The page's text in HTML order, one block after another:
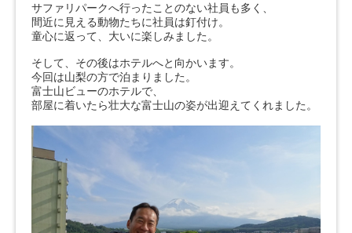
サファリパークへ行ったことのない社員も多く、
間近に見える動物たちに社員は釘付け。
童心に返って、大いに楽しみました。
そして、その後はホテルへと向かいます。
今回は山梨の方で泊まりました。
富士山ビューのホテルで、
部屋に着いたら壮大な富士山の姿が出迎えてくれました。